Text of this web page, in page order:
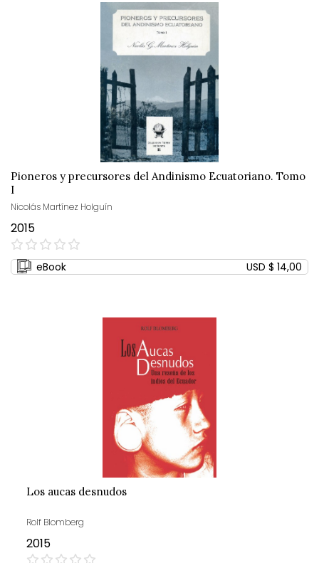
Pioneros y precursores del Andinismo Ecuatoriano. Tomo
I
Nicolás Martínez Holguín
2015
0%
eBook USD $ 14,00
Los aucas desnudos
Rolf Blomberg
2015